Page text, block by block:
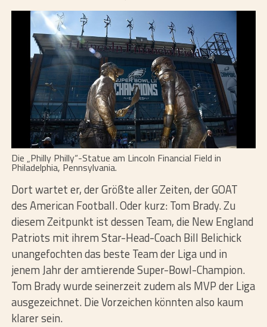
Die „Philly Philly“-Statue am Lincoln Financial Field in
Philadelphia, Pennsylvania.
Dort wartet er, der Größte aller Zeiten, der GOAT
des American Football. Oder kurz: Tom Brady. Zu
diesem Zeitpunkt ist dessen Team, die New England
Patriots mit ihrem Star-Head-Coach Bill Belichick
unangefochten das beste Team der Liga und in
jenem Jahr der amtierende Super-Bowl-Champion.
Tom Brady wurde seinerzeit zudem als MVP der Liga
ausgezeichnet. Die Vorzeichen könnten also kaum
klarer sein.